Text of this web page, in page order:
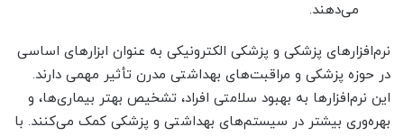
می‌دهند.
نرم‌افزارهای پزشکی و پزشکی الکترونیکی به عنوان ابزارهای اساسی
در حوزه پزشکی و مراقبت‌های بهداشتی مدرن تأثیر مهمی دارند.
این نرم‌افزارها به بهبود سلامتی افراد، تشخیص بهتر بیماری‌ها، و
بهره‌وری بیشتر در سیستم‌های بهداشتی و پزشکی کمک می‌کنند. با